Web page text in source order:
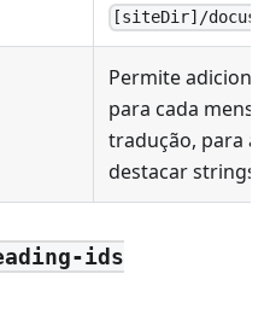
[siteDir]/
Permite
para cada
tradução, para
destacar strings
ids